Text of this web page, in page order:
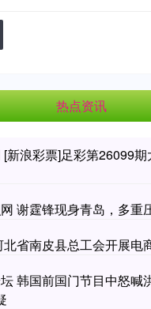
热点资讯
[新浪彩票]足彩第26099
谢霆锋现身青岛，多重
省南皮县总工会开展电
韩国前国门节目中怒喊